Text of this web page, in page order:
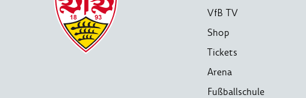
VfB TV
Shop
Tickets
Arena
Fußballschule